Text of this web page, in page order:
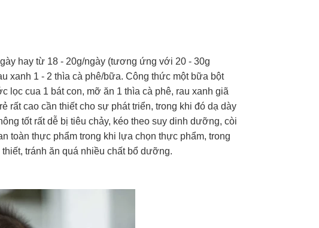
hay từ 18 - 20g/ngày (tương ứng với 20 - 30g
xanh 1 - 2 thìa cà phê/bữa. Công thức một bữa bột
lọc cua 1 bát con, mỡ ăn 1 thìa cà phê, rau xanh giã
rất cao cần thiết cho sự phát triển, trong khi đó dạ dày
tốt rất dễ bị tiêu chảy, kéo theo suy dinh dưỡng, còi
toàn thực phẩm trong khi lựa chọn thực phẩm, trong
tránh ăn quá nhiều chất bổ dưỡng.